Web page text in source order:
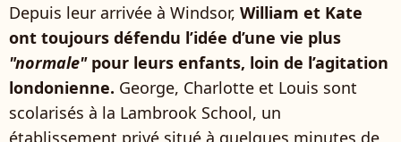
Depuis leur arrivée à Windsor, William et Kate
ont toujours défendu l’idée d’une vie plus
"normale"pour leurs enfants, loin de l’agitation
londonienne. George, Charlotte et Louis sont
scolarisés à la Lambrook School, un
établissement privé situé à quelques minutes de